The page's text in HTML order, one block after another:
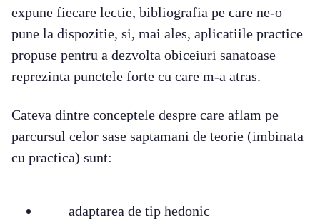
expune fiecare lectie, bibliografia pe care ne-o
pune la dispozitie, si, mai ales, aplicatiile practice
propuse pentru a dezvolta obiceiuri sanatoase
reprezinta punctele forte cu care m-a atras.
Cateva dintre conceptele despre care aflam pe
parcursul celor sase saptamani de teorie (imbinata
cu practica) sunt:
adaptarea de tip hedonic